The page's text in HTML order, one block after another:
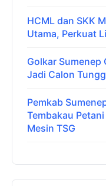
HCML dan SKK
Utama, Perkuat
Golkar Sumenep
Jadi Calon
Pemkab
Tembakau
Mesin TSG